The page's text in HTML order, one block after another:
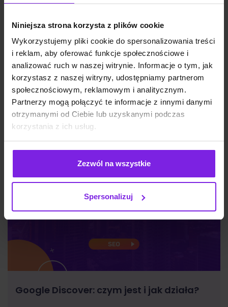
Niniejsza strona korzysta z plików cookie
Wykorzystujemy pliki cookie do spersonalizowania treści
i reklam, aby oferować funkcje społecznościowe i
analizować ruch w naszej witrynie. Informacje o tym, jak
korzystasz z naszej witryny, udostępniamy partnerom
społecznościowym, reklamowym i analitycznym.
Partnerzy mogą połączyć te informacje z innymi danymi
otrzymanymi od Ciebie lub uzyskanymi podczas
korzystania z ich usług.
Zezwól na wszystkie
Spersonalizuj
Jakie są typy reklam Meta Ads? Formaty
na 2026
Marketing Wiktoria Władarz
Google Discover: czym jest i jak działa?